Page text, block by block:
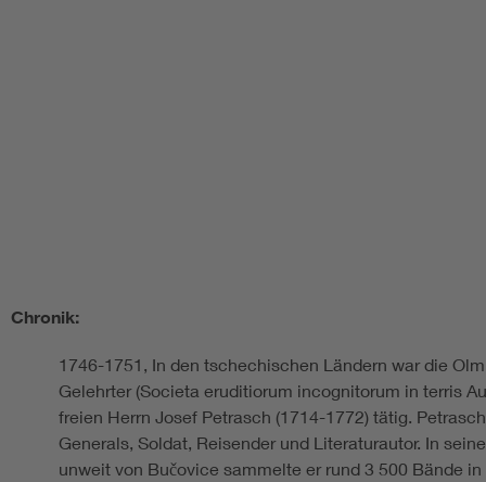
Chronik:
1746-1751, In den tschechischen Ländern war die
Gelehrter (Societa eruditiorum incognitorum in terris
freien Herrn Josef Petrasch (1714-1772) tätig.
Generals, Soldat, Reisender und Literaturautor. In
unweit von Bučovice sammelte er rund 3 500 Bände